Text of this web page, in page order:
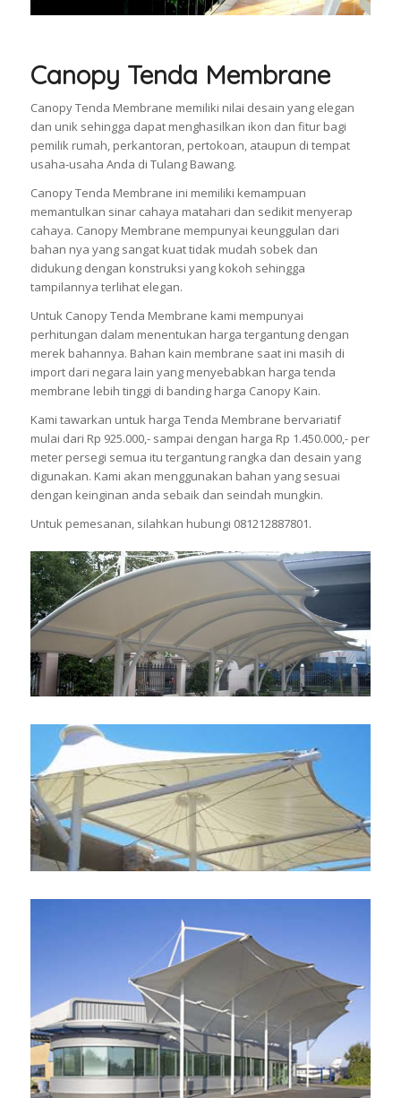
Canopy Tenda Membrane
Canopy Tenda Membrane memiliki nilai desain yang elegan
dan unik sehingga dapat menghasilkan ikon dan fitur bagi
pemilik rumah, perkantoran, pertokoan, ataupun di tempat
usaha-usaha Anda di Tulang Bawang.
Canopy Tenda Membrane ini memiliki kemampuan
memantulkan sinar cahaya matahari dan sedikit menyerap
cahaya. Canopy Membrane mempunyai keunggulan dari
bahan nya yang sangat kuat tidak mudah sobek dan
didukung dengan konstruksi yang kokoh sehingga
tampilannya terlihat elegan.
Untuk Canopy Tenda Membrane kami mempunyai
perhitungan dalam menentukan harga tergantung dengan
merek bahannya. Bahan kain membrane saat ini masih di
import dari negara lain yang menyebabkan harga tenda
membrane lebih tinggi di banding harga Canopy Kain.
Kami tawarkan untuk harga Tenda Membrane bervariatif
mulai dari Rp 925.000,- sampai dengan harga Rp 1.450.000,- per
meter persegi semua itu tergantung rangka dan desain yang
digunakan. Kami akan menggunakan bahan yang sesuai
dengan keinginan anda sebaik dan seindah mungkin.
Untuk pemesanan, silahkan hubungi 081212887801.